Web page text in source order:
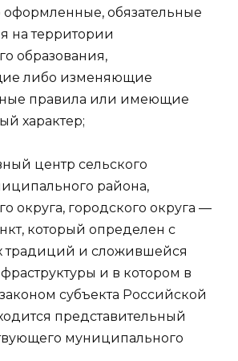
оформленные, обязательные
на территории
образования,
либо изменяющие
правила или имеющие
характер;
центр сельского
района,
округа, городского округа —
который определен с
традиций и сложившейся
и в котором в
субъекта Российской
представительный
муниципального